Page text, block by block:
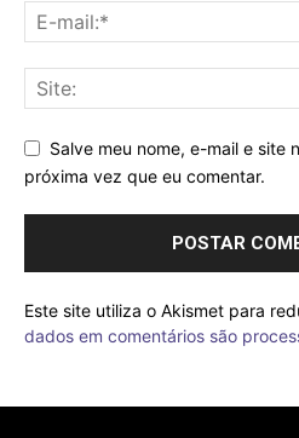
Salve meu nome, e-mail e site
próxima vez que eu comentar.
Este site utiliza o Akismet para
dados em comentários são